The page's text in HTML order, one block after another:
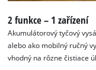
2 funkce – 1 zařízení
Akumulátorový tyčový
alebo ako mobilný ručný
vhodný na rôzne čistiace